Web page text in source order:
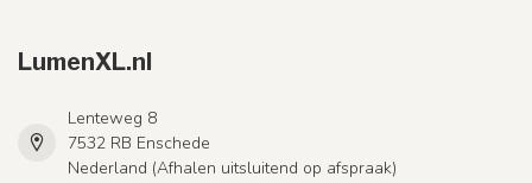
LumenXL.nl
Lenteweg 8
7532 RB Enschede
Nederland (Afhalen uitsluitend op afspraak)